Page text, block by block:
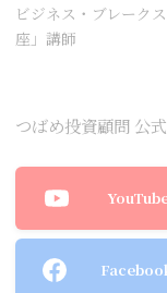
ビジネス・ブレーク
座」講師
つばめ投資顧問 公